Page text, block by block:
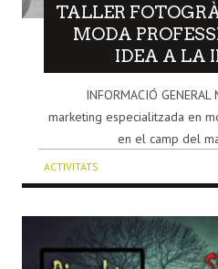
TALLER
MODA
IDEA A LA
INFORMACIÓ
marketing especialitzada en
en el camp del
ACTIVITATS